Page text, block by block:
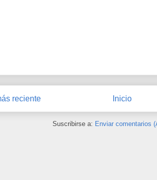
reciente Inicio
Suscribirse a: Enviar comentarios